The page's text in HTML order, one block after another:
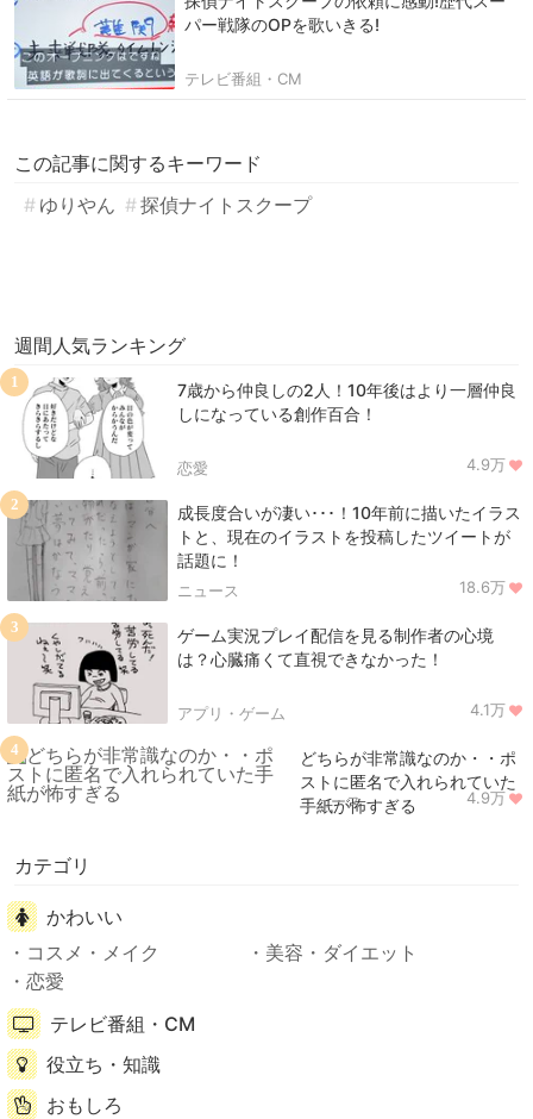
パー戦隊のOPを歌いきる!
テレビ番組・CM
この記事に関するキーワード
ゆりやん
探偵ナイトスクープ
週間人気ランキング
7歳から仲良しの2人！10年後はより一層仲良
しになっている創作百合！
恋愛 4.9万
1
成長度合いが凄い･･･！10年前に描いたイラス
トと、現在のイラストを投稿したツイートが
話題に！
ニュース 18.6万
2
ゲーム実況プレイ配信を見る制作者の心境
は？心臓痛くて直視できなかった！
アプリ・ゲーム 4.1万
3
どちらが非常識なのか・・ポ
ストに匿名で入れられていた
手紙が怖すぎる
ニュース 4.9万
4
カテゴリ
かわいい
コスメ・メイク
美容・ダイエット
恋愛
テレビ番組・CM
役立ち・知識
おもしろ